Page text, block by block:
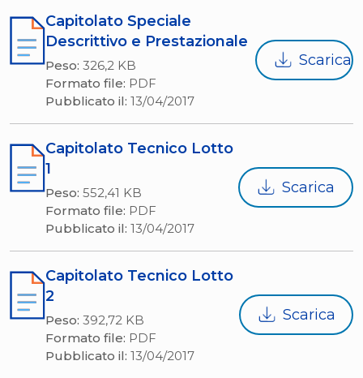
Capitolato Speciale
Descrittivo e Prestazionale
Peso: 326,2 KB
Formato file: PDF
Pubblicato il: 13/04/2017
Scarica
Capitolato Tecnico Lotto
1
Peso: 552,41 KB
Formato file: PDF
Pubblicato il: 13/04/2017
Scarica
Capitolato Tecnico Lotto
2
Peso: 392,72 KB
Formato file: PDF
Pubblicato il: 13/04/2017
Scarica